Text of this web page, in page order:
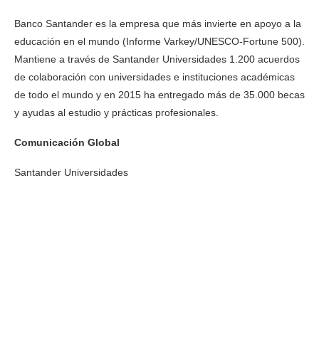
Banco Santander es la empresa que más invierte en apoyo a la
educación en el mundo (Informe Varkey/UNESCO-Fortune 500).
Mantiene a través de Santander Universidades 1.200 acuerdos
de colaboración con universidades e instituciones académicas
de todo el mundo y en 2015 ha entregado más de 35.000 becas
y ayudas al estudio y prácticas profesionales.
Comunicación Global
Santander Universidades